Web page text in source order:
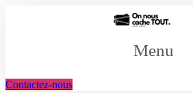
Menu
Contactez-nous